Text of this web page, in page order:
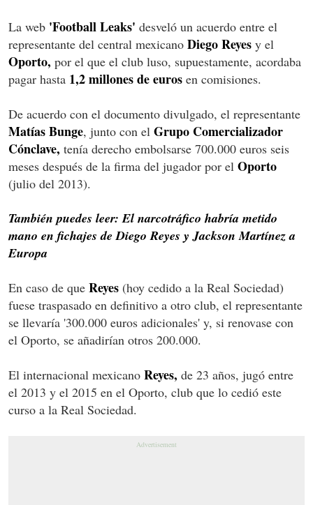
La web 'Football Leaks' desveló un acuerdo entre el
representante del central mexicano Diego Reyes y el
Oporto, por el que el club luso, supuestamente, acordaba
pagar hasta 1,2 millones de euros en comisiones.
De acuerdo con el documento divulgado, el representante
Matías Bunge, junto con el Grupo Comercializador
Cónclave, tenía derecho embolsarse 700.000 euros seis
meses después de la firma del jugador por el Oporto
(julio del 2013).
También puedes leer: El narcotráfico habría metido
mano en fichajes de Diego Reyes y Jackson Martínez a
Europa
En caso de que Reyes (hoy cedido a la Real Sociedad)
fuese traspasado en definitivo a otro club, el representante
se llevaría '300.000 euros adicionales' y, si renovase con
el Oporto, se añadirían otros 200.000.
El internacional mexicano Reyes, de 23 años, jugó entre
el 2013 y el 2015 en el Oporto, club que lo cedió este
curso a la Real Sociedad.